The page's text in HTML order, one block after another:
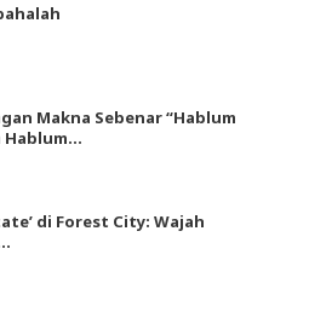
Makna Sebenar “Hablum
Hablum…
di Forest City: Wajah